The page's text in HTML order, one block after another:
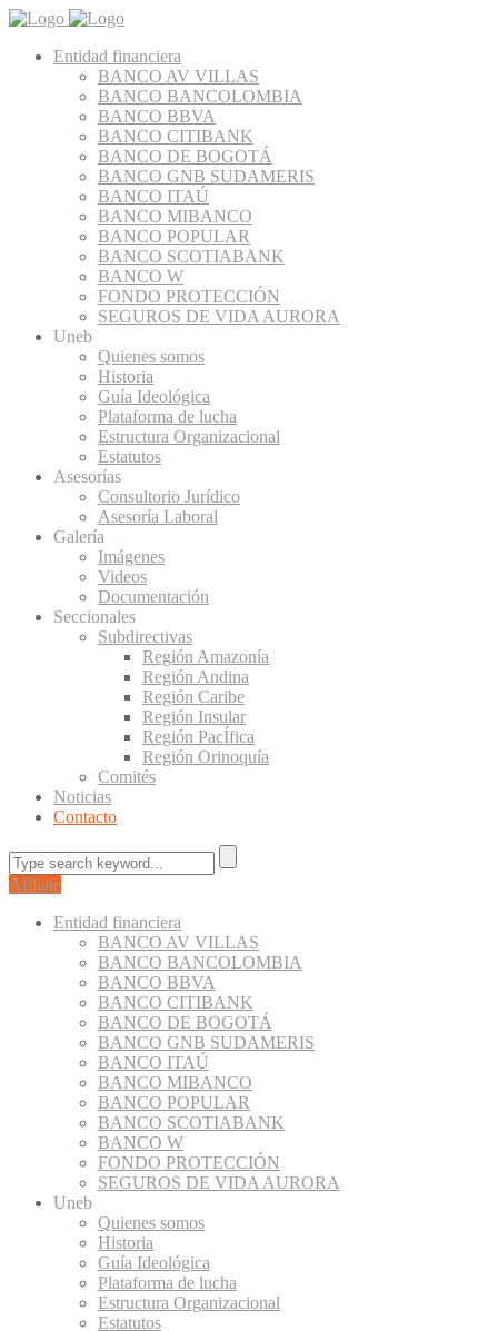
Entidad financiera
BANCO AV VILLAS
BANCO BANCOLOMBIA
BANCO BBVA
BANCO CITIBANK
BANCO DE BOGOTÁ
BANCO GNB SUDAMERIS
BANCO ITAÚ
BANCO MIBANCO
BANCO POPULAR
BANCO SCOTIABANK
BANCO W
FONDO PROTECCIÓN
SEGUROS DE VIDA AURORA
Uneb
Quienes somos
Historia
Guía Ideológica
Plataforma de lucha
Estructura Organizacional
Estatutos
Asesorías
Consultorio Jurídico
Asesoría Laboral
Galería
Imágenes
Videos
Documentación
Seccionales
Subdirectivas
Región Amazonía
Región Andina
Región Caribe
Región Insular
Región PacÍfica
Región Orinoquía
Comités
Noticias
Contacto
Afíliate
Entidad financiera
BANCO AV VILLAS
BANCO BANCOLOMBIA
BANCO BBVA
BANCO CITIBANK
BANCO DE BOGOTÁ
BANCO GNB SUDAMERIS
BANCO ITAÚ
BANCO MIBANCO
BANCO POPULAR
BANCO SCOTIABANK
BANCO W
FONDO PROTECCIÓN
SEGUROS DE VIDA AURORA
Uneb
Quienes somos
Historia
Guía Ideológica
Plataforma de lucha
Estructura Organizacional
Estatutos